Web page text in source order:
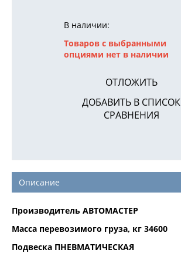
В наличии:
Товаров с выбранными
опциями нет в наличии
ОТЛОЖИТЬ
ДОБАВИТЬ В СПИСОК
СРАВНЕНИЯ
Описание
Производитель АВТОМАСТЕР
Масса перевозимого груза, кг 34600
Подвеска ПНЕВМАТИЧЕСКАЯ